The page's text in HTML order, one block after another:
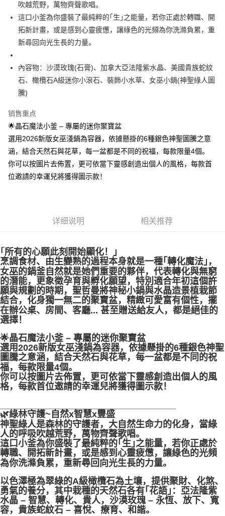
悠遊付
ATM付款
每笔NT$80，满NT$3,000(含以上)免运费
賣家宅配幫您送（台灣）
每笔NT$80，满NT$3,000(含以上)免运费
吹越荒野，萬物齊聲歌唱。
這口小釜為你盛裝了最純粹的｢生｣之能量，若你正處於轉職、開
拓新計畫，或是感到心靈疲憊，讓綠色的光頻為你洗滌負累，重
新尋回向光生長的力量。
內容物：沙漠玫瑰(石膏)、加拿大亞法隆紫水晶、美國貴族蛇紋
石、橄欖石A級迷你小滾石、裝飾小水草、女巫小鍋(神聖綠人圖
騰)
销售重点
🌟晶石魔法小釜 – 專屬的迷你聚寶盆
選用2026新版女巫淺鍋為容器，依據懸掛的6種銀色神聖圖騰之意
涵，結合天然石與花草，每一盆都是不同的祝福，每款限量4個。
你可以按圖片去佈置，更可依當下靈感創造出個人的風格，每款首
位邀請的幸運兒將獲得圖示款！
详细说明 相关推荐
｢所有的心願此刻開始顯化！｣
烹調食材、由生變熟的過程本身就是一種｢轉化魔法｣，
女巫的鍋釜自然就是她們重要的夥伴，代表轉化與無窮
的潛能，更象徵孕育與孵化願望，特別適合年初這個許
願與規劃的時期，聖哲曼將神秘小鍋與水晶造景植栽節
結合，化身獨一無二的聚寶盆，精緻可愛富有個性，擺
在辦公桌、房間、客廳... 甚至贈送給友人，都是絕佳的
選擇！
🌟晶石魔法小釜 – 專屬的迷你聚寶盆
選用2026新版女巫淺鍋為容器，依據懸掛的6種銀色神聖
圖騰之意涵，結合天然石與花草，每一盆都是不同的祝
福，每款限量4個。
你可以按圖片去佈置，更可依當下靈感創造出個人的風
格，每款首位邀請的幸運兒將獲得圖示款！
🌿綠林守護~自然x智慧x豐盛
神聖綠人是森林的守護者，大自然生命力的化身，當綠
人的呼吸吹越荒野，萬物齊聲歌唱。
這口小釜為你盛裝了最純粹的｢生｣之能量，若你正處於
轉職、開拓新計畫，或是感到心靈疲憊，讓綠色的光頻
為你洗滌負累，重新尋回向光生長的力量。
以色澤極為翠綠的A級橄欖石為土壤，提供聚財、化煞、
勇氣的養分，其中栽種的天然石各有｢花語｣：亞法隆紫
水晶 – 智慧、轉化、貴人，沙漠玫瑰 – 永恆、放下、寬
容，貴族蛇紋石 – 喜悅、療育、和諧。